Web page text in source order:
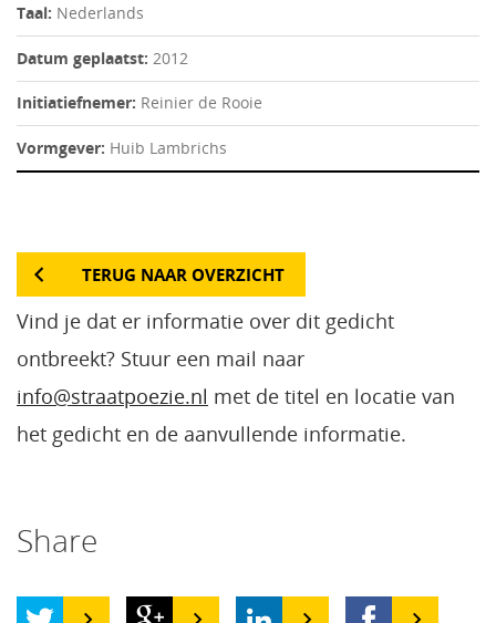
Taal: Nederlands
Datum geplaatst: 2012
Initiatiefnemer: Reinier de Rooie
Vormgever: Huib Lambrichs
TERUG NAAR OVERZICHT
Vind je dat er informatie over dit gedicht
ontbreekt? Stuur een mail naar
info@straatpoezie.nl met de titel en locatie van
het gedicht en de aanvullende informatie.
Share